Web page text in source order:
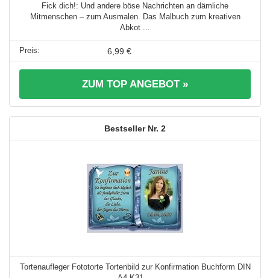
Fick dich!: Und andere böse Nachrichten an dämliche
Mitmenschen – zum Ausmalen. Das Malbuch zum kreativen
Abkot ...
6,99 €
ZUM TOP ANGEBOT »
2
Tortenaufleger Fototorte Tortenbild zur Konfirmation Buchform DIN